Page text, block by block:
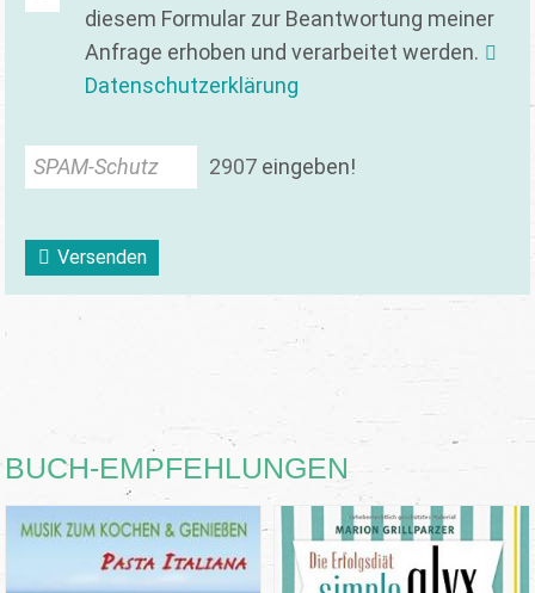
diesem Formular zur Beantwortung meiner
Anfrage erhoben und verarbeitet werden.
Datenschutzerklärung
SPAM-Schutz 2907 eingeben!
Versenden
BUCH-EMPFEHLUNGEN